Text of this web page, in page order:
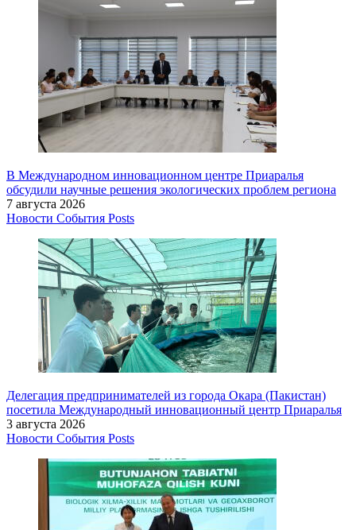
В Международном инновационном центре Приаралья
обсудили научные решения экологических проблем региона
7 августа 2026
Новости События Posts
Делегация предпринимателей из города Окара (Пакистан)
посетила Международный инновационный центр Приаралья
3 августа 2026
Новости События Posts